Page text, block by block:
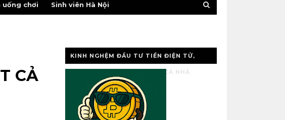
uống chơi Sinh viên Hà Nội
CẢ
KINH NGHỆM ĐẦU TƯ TIỀN ĐIỆN TỬ,
VÀNG, QUẢN LÝ TÀI CHÍNH CÁ NHÂ